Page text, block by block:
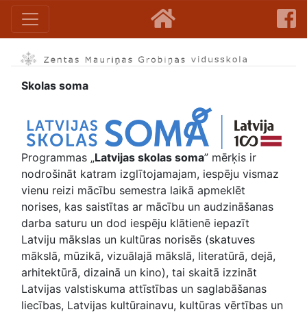
Skolas soma
Programmas „Latvijas skolas soma” mērķis ir
nodrošināt katram izglītojamajam, iespēju vismaz
vienu reizi mācību semestra laikā apmeklēt
norises, kas saistītas ar mācību un audzināšanas
darba saturu un dod iespēju klātienē iepazīt
Latviju mākslas un kultūras norisēs (skatuves
mākslā, mūzikā, vizuālajā mākslā, literatūrā, dejā,
arhitektūrā, dizainā un kino), tai skaitā izzināt
Latvijas valstiskuma attīstības un saglabāšanas
liecības, Latvijas kultūrainavu, kultūras vērtības un